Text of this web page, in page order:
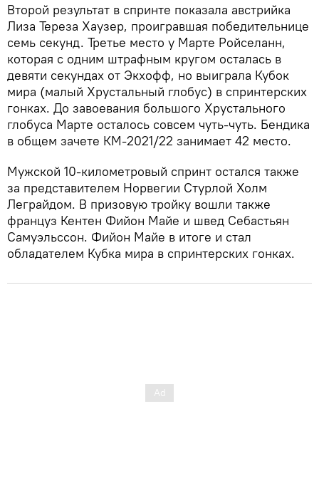
Второй результат в спринте показала австрийка
Лиза Тереза Хаузер, проигравшая победительнице
семь секунд. Третье место у Марте Ройселанн,
которая с одним штрафным кругом осталась в
девяти секундах от Экхофф, но выиграла Кубок
мира (малый Хрустальный глобус) в спринтерских
гонках. До завоевания большого Хрустального
глобуса Марте осталось совсем чуть-чуть. Бендика
в общем зачете КМ-2021/22 занимает 42 место.
Мужской 10-километровый спринт остался также
за представителем Норвегии Стурлой Холм
Леграйдом. В призовую тройку вошли также
француз Кентен Фийон Майе и швед Себастьян
Самуэльссон. Фийон Майе в итоге и стал
обладателем Кубка мира в спринтерских гонках.